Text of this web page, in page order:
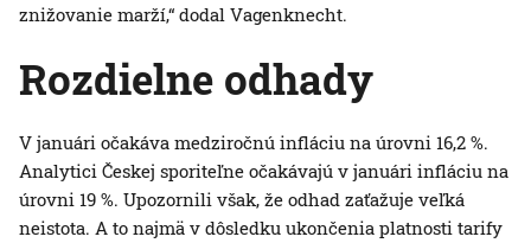
znižovanie marží,“ dodal Vagenknecht.
Rozdielne odhady
V januári očakáva medziročnú infláciu na úrovni 16,2 %.
Analytici Českej sporiteľne očakávajú v januári infláciu na
úrovni 19 %. Upozornili však, že odhad zaťažuje veľká
neistota. A to najmä v dôsledku ukončenia platnosti tarify